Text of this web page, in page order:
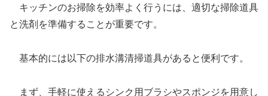
キッチンのお掃除を効率よく行うには、適切な掃除道具
と洗剤を準備することが重要です。
基本的には以下の排水溝清掃道具があると便利です。
まず、手軽に使えるシンク用ブラシやスポンジを用意し